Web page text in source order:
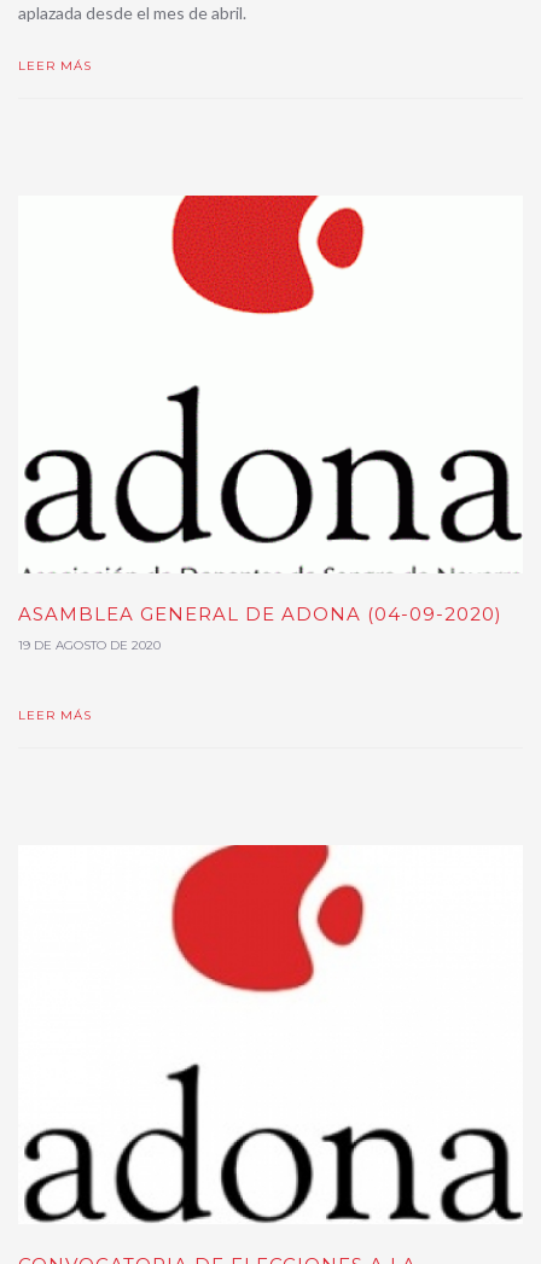
aplazada desde el mes de abril.
LEER MÁS
ASAMBLEA GENERAL DE ADONA (04-09-2020)
19 DE AGOSTO DE 2020
LEER MÁS